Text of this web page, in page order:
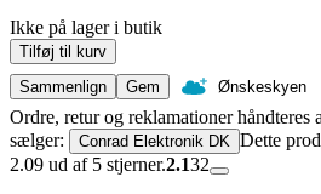
Ikke på lager i butik
Tilføj til kurv
Sammenlign
Gem Ønskeskyen
Ordre, retur og reklamationer
sælger:
Conrad Elektronik DK Dette
2.09 ud af 5 stjerner.2.132